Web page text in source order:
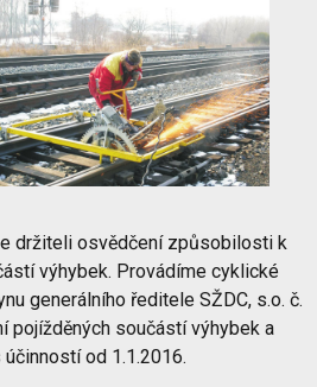
držiteli osvědčení způsobilosti k
výhybek. Provádíme cyklické
generálního ředitele SŽDC, s.o. č.
pojížděných součástí výhybek a
od 1.1.2016.